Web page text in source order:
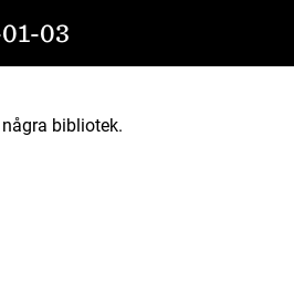
03
bibliotek.